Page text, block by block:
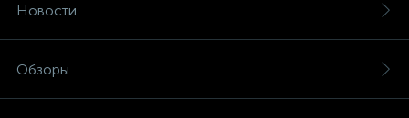
Новости
Обзоры